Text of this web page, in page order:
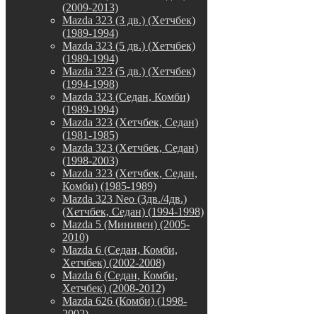
(2009-2013)
Mazda 323 (3 дв.) (Хетчбек)
(1989-1994)
Mazda 323 (5 дв.) (Хетчбек)
(1989-1994)
Mazda 323 (5 дв.) (Хетчбек)
(1994-1998)
Mazda 323 (Седан, Комби)
(1989-1994)
Mazda 323 (Хетчбек, Седан)
(1981-1985)
Mazda 323 (Хетчбек, Седан)
(1998-2003)
Mazda 323 (Хетчбек, Седан,
Комби) (1985-1989)
Mazda 323 Neo (3дв./4дв.)
(Хетчбек, Седан) (1994-1998)
Mazda 5 (Минивен) (2005-
2010)
Mazda 6 (Седан, Комби,
Хетчбек) (2002-2008)
Mazda 6 (Седан, Комби,
Хетчбек) (2008-2012)
Mazda 626 (Комби) (1998-